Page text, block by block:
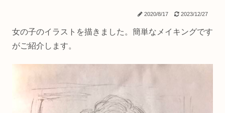
2020/8/17 2023/12/27
女の子のイラストを描きました。簡単なメイキングです
がご紹介します。